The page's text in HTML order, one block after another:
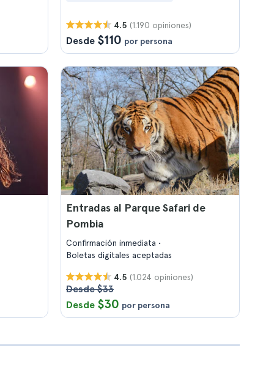
4.5 (1.190 opiniones)
Desde $110 por persona
Entradas al Parque Safari de
Pombia
Confirmación inmediata
Boletas digitales aceptadas
4.5 (1.024 opiniones)
Desde $33
Desde $30 por persona